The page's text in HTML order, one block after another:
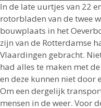
In de late uurtjes van 22
rotorbladen van de twee
bouwplaats in het
zijn van de Rotterdamse
Vlaardingen gebracht.
had alles te maken met
en deze kunnen niet door
Om een dergelijk
mensen in de weer. Voor